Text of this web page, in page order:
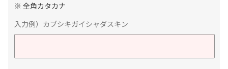
※ 全角カタカナ
入力例）カブシキガイシャダスキン